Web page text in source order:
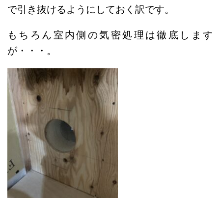
で引き抜けるようにしておく訳です。
もちろん室内側の気密処理は徹底します
が・・・。